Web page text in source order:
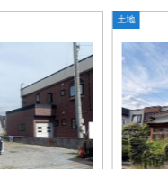
土地